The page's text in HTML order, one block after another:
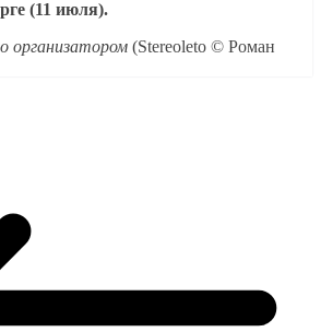
(11 июля).
организатором (Stereoleto © Роман